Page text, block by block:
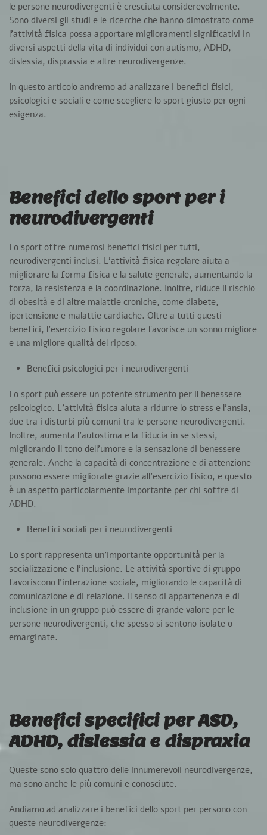
le persone neurodivergenti è cresciuta considerevolmente.
Sono diversi gli studi e le ricerche che hanno dimostrato come
l’attività fisica possa apportare miglioramenti significativi in
diversi aspetti della vita di individui con autismo, ADHD,
dislessia, disprassia e altre neurodivergenze.
In questo articolo andremo ad analizzare i benefici fisici,
psicologici e sociali e come scegliere lo sport giusto per ogni
esigenza.
Benefici dello sport per i
neurodivergenti
Lo sport offre numerosi benefici fisici per tutti,
neurodivergenti inclusi. L’attività fisica regolare aiuta a
migliorare la forma fisica e la salute generale, aumentando la
forza, la resistenza e la coordinazione. Inoltre, riduce il rischio
di obesità e di altre malattie croniche, come diabete,
ipertensione e malattie cardiache. Oltre a tutti questi
benefici, l’esercizio fisico regolare favorisce un sonno migliore
e una migliore qualità del riposo.
Benefici psicologici per i neurodivergenti
Lo sport può essere un potente strumento per il benessere
psicologico. L’attività fisica aiuta a ridurre lo stress e l’ansia,
due tra i disturbi più comuni tra le persone neurodivergenti.
Inoltre, aumenta l’autostima e la fiducia in se stessi,
migliorando il tono dell’umore e la sensazione di benessere
generale. Anche la capacità di concentrazione e di attenzione
possono essere migliorate grazie all’esercizio fisico, e questo
è un aspetto particolarmente importante per chi soffre di
ADHD.
Benefici sociali per i neurodivergenti
Lo sport rappresenta un’importante opportunità per la
socializzazione e l’inclusione. Le attività sportive di gruppo
favoriscono l’interazione sociale, migliorando le capacità di
comunicazione e di relazione. Il senso di appartenenza e di
inclusione in un gruppo può essere di grande valore per le
persone neurodivergenti, che spesso si sentono isolate o
emarginate.
Benefici specifici per ASD,
ADHD, dislessia e dispraxia
Queste sono solo quattro delle innumerevoli neurodivergenze,
ma sono anche le più comuni e conosciute.
Andiamo ad analizzare i benefici dello sport per persono con
queste neurodivergenze: